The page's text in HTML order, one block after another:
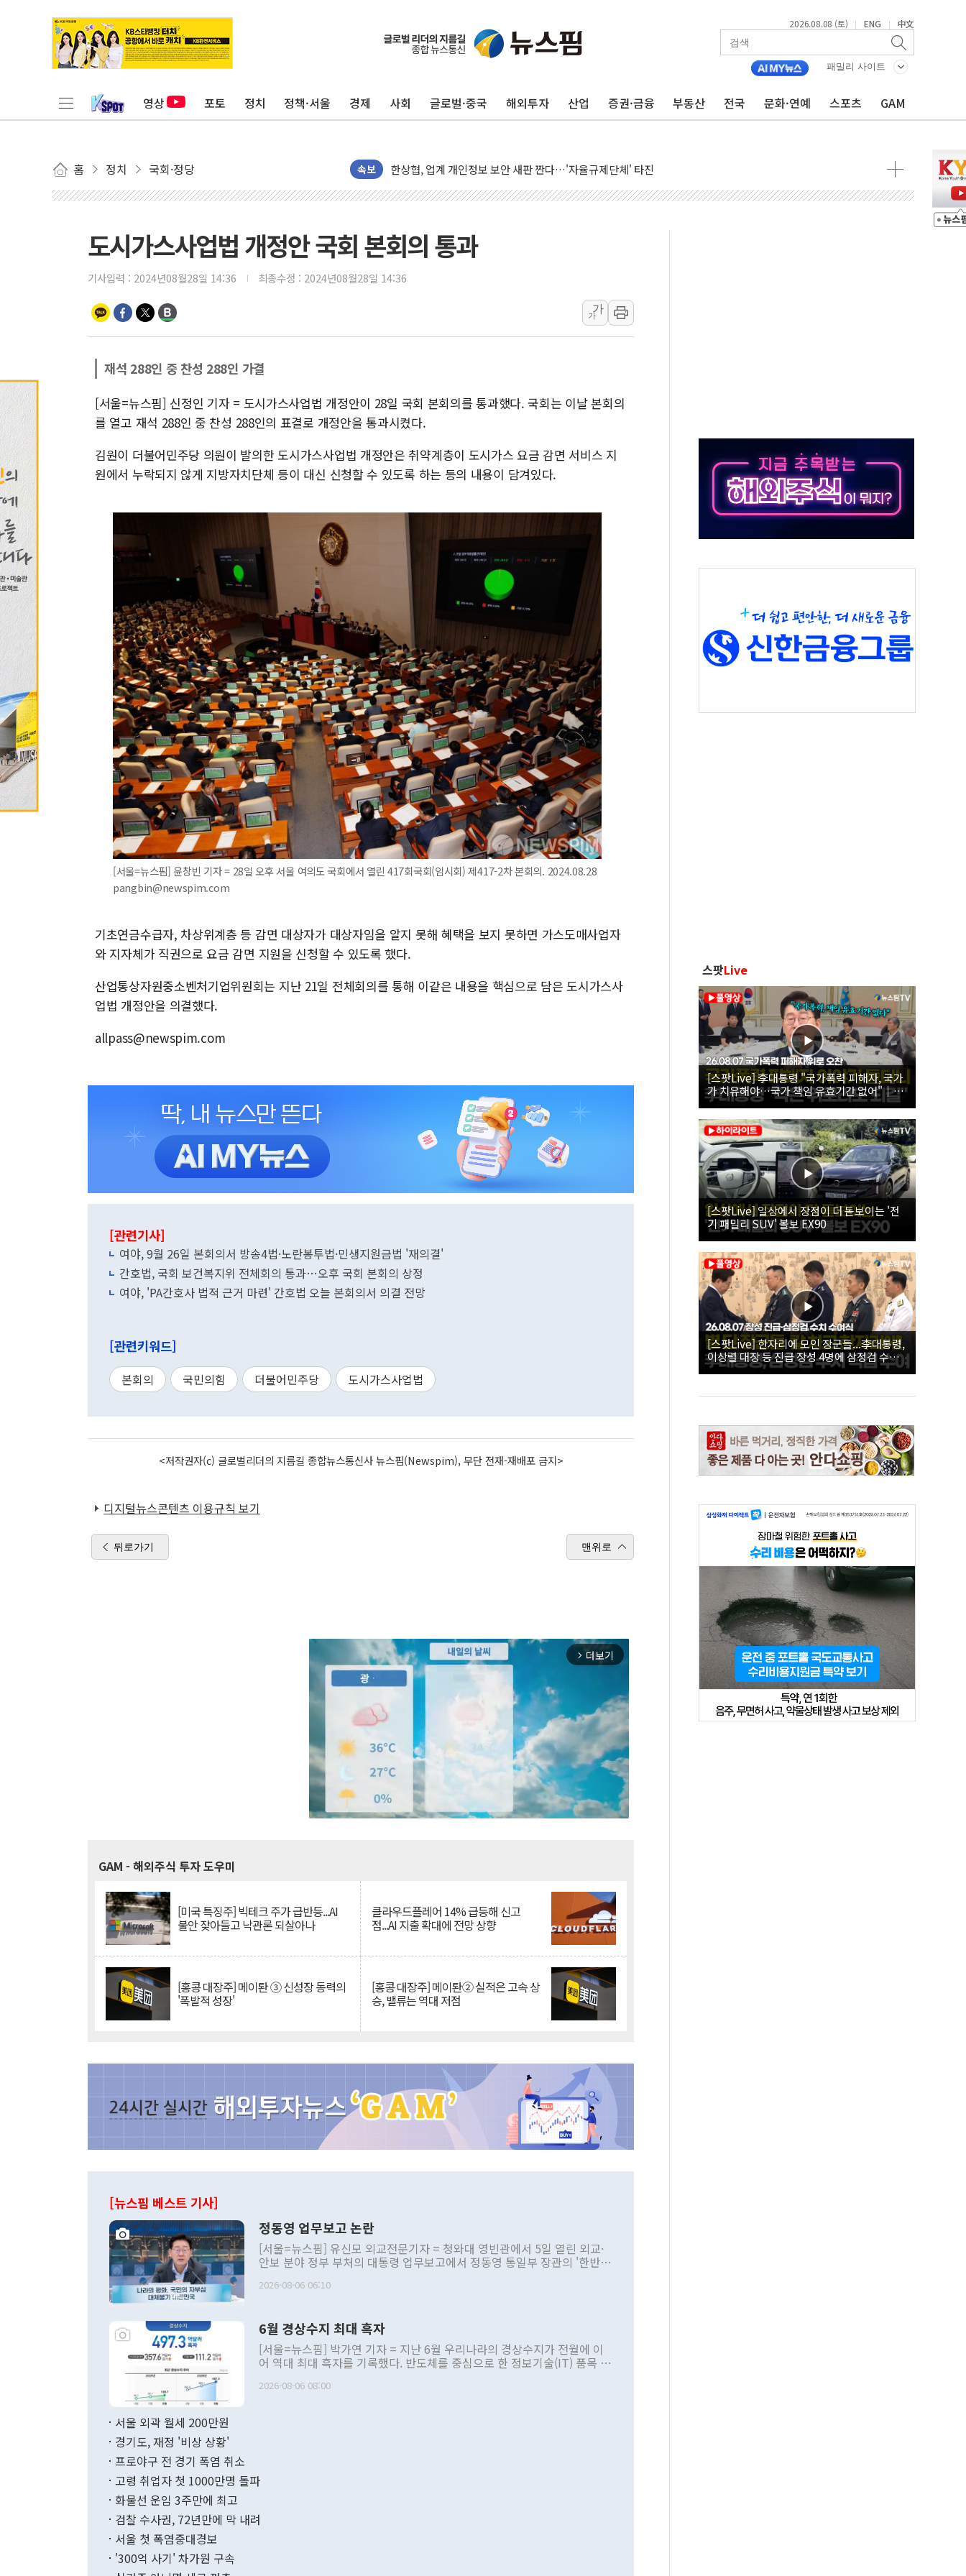
2026.08.08 (토) | ENG | 中文
패밀리 사이트
영상 포토 정치 정책·서울 경제 사회 글로벌·중국 해외투자 산업 증권·금융 부동산 전국 문화·연예 스포츠 GAM
홈 정치 국회·정당 속보
10월 보완수사권 폐지·공소청 출범…피해자들 '범죄 사각지대' 우려
민주, 오늘 제주·인천 경선 결과 발표...'김민석 재역전 vs 정청래 격차 확대'
뉴욕증시, 고용 쇼크에 금리 인상 우려 후퇴…S&P500 최고치
트럼프, 쿡 연준 이사 해임 재추진…"26일까지 의혹 소명" 요구
미 연준 매파 기세 꺾이나…고용 감소에 9월 동결 전망 우세
[종합] 이슬람 수니파 3국, '공동방위협정' 체결… 이스라엘·이란 위협에 맞설 자체 억지력 강화
트럼프, 백신·자폐증 행정명령 검토…"이르면 다음 주"
美 항소법원, 백악관 무도회장 공사 중단 명령…트럼프 제동
이란 핵심 원유 수출항 '하르그섬', 최근 1주일 이상 '올스톱'… 美 해상봉쇄 영향
美 고용 쇼크에 엔화 장중 급등…시장은 "또 개입했나" 촉각
[종합] 美 7월 고용 2만3000명 감소 '쇼크'…9월 금리 인상 기대 후퇴
[사진] 이슬람 수니파 3개국, 공동방위협정 체결
뉴욕증시 개장 전 특징주...아틀라시안·클라우드플레어·태양광주↑ VS 트레이드데스크·웬디스↓
보훈부, 미 DPAA와 MOU… "6·25 미군 실종자 7359명 끝까지 찾겠다"
특정 정치인 측근 포항시 정책특보 내정설...포항시 '시끌'
도시가스사업법 개정안 국회 본회의 통과
기사입력 : 2024년08월28일 14:36 최종수정 : 2024년08월28일 14:36
가
가
재석 288인 중 찬성 288인 가결
[서울=뉴스핌] 신정인 기자 = 도시가스사업법 개정안이 28일 국회 본회의를 통과했다. 국회는 이날 본회의
를 열고 재석 288인 중 찬성 288인의 표결로 개정안을 통과시켰다.
김원이 더불어민주당 의원이 발의한 도시가스사업법 개정안은 취약계층이 도시가스 요금 감면 서비스 지
원에서 누락되지 않게 지방자치단체 등이 대신 신청할 수 있도록 하는 등의 내용이 담겨있다.
[서울=뉴스핌] 윤창빈 기자 = 28일 오후 서울 여의도 국회에서 열린 417회국회(임시회) 제417-2차 본회의. 2024.08.28
pangbin@newspim.com
기초연금수급자, 차상위계층 등 감면 대상자가 대상자임을 알지 못해 혜택을 보지 못하면 가스도매사업자
와 지자체가 직권으로 요금 감면 지원을 신청할 수 있도록 했다.
산업통상자원중소벤처기업위원회는 지난 21일 전체회의를 통해 이같은 내용을 핵심으로 담은 도시가스사
업법 개정안을 의결했다.
allpass@newspim.com
[관련기사]
여야, 9월 26일 본회의서 방송4법·노란봉투법·민생지원금법 '재의결'
간호법, 국회 보건복지위 전체회의 통과…오후 국회 본회의 상정
여야, 'PA간호사 법적 근거 마련' 간호법 오늘 본회의서 의결 전망
[관련키워드]
본회의 국민의힘 더불어민주당 도시가스사업법
<저작권자(c) 글로벌리더의 지름길 종합뉴스통신사 뉴스핌(Newspim), 무단 전재-재배포 금지>
디지털뉴스콘텐츠 이용규칙 보기
뒤로가기 맨위로
arrow_forward_ios 더보기
GAM - 해외주식 투자 도우미
[미국 특징주] 빅테크 주가 급반등...AI
불안 잦아들고 낙관론 되살아나
클라우드플레어 14% 급등해 신고
점...AI 지출 확대에 전망 상향
[홍콩 대장주] 메이퇀 ③ 신성장 동력의
'폭발적 성장'
[홍콩 대장주] 메이퇀② 실적은 고속 상
승, 밸류는 역대 저점
[뉴스핌 베스트 기사]
정동영 업무보고 논란
[서울=뉴스핌] 유신모 외교전문기자 = 청와대 영빈관에서 5일 열린 외교·
안보 분야 정부 부처의 대통령 업무보고에서 정동영 통일부 장관의 '한반도
발언 중에는 정부 내 조율을 거치지 않은 사안을 정책으로 추진하겠다고 공
주의적 희망에 근거한 비현실적 구상'이라는 비판을 내놨다. 그동안 정 장
관의 대북 정책 관련 발언이 물의를 빚은 적은 여러 번 있지만 대통령과 유
관 부처 장관이 공개적으로 부정적 입장을 표명한 것은 이례적이다. 정 장
관의 무리한 대북 접근법과 월권을 제어해야 한다는 목소리도 높아지고 있
다. [정동영 통일부 장관이 지난달 23일 오후 서울 종로구 정부서울청사에
무너졌다고도 했다. 또 "현 시점에서 흘러간 선(先)비핵화만 되뇌는 것은
함께 4자 대화의 동력을 확보하기 위해 최선을 다할 것"이라고 말했다. 하
2026-08-06 06:10
6월 경상수지 최대 흑자
[서울=뉴스핌] 박가연 기자 = 지난 6월 우리나라의 경상수지가 전월에 이
어 역대 최대 흑자를 기록했다. 반도체를 중심으로 한 정보기술(IT) 품목 수
료=한국은행] 한국은행이 6일 발표한 '2026년 6월 국제수지(잠정)'에 따르
며 월간 기준 처음으로 1000억달러를 넘어섰다. 상품수입은 644억8000만
196.9% 급증했고 컴퓨터·주변기기(SSD)는 282.7% 증가했다. IT 품목
수출은 160.4% 늘었으며 비IT 품목도 ▲석유제품(47.5%) ▲화공품
2026-08-06 08:00
서울 외곽 월세 200만원
경기도, 재정 '비상 상황'
프로야구 전 경기 폭염 취소
고령 취업자 첫 1000만명 돌파
화물선 운임 3주만에 최고
검찰 수사권, 72년만에 막 내려
서울 첫 폭염중대경보
'300억 사기' 차가원 구속
스팟Live
[스팟Live] 李대통령 "국가폭력 피해자, 국가
가 치유해야…국가 책임 유효기간 없어"｜
26.08.07 국가폭력 피해자 위로 오찬
[스팟Live] 일상에서 장점이 더 돋보이는 '전
기 패밀리 SUV' 볼보 EX90
[스팟Live] 한자리에 모인 장군들...李대통령,
이상렬 대장 등 진급 장성 4명에 삼정검 수치
직접 수여｜26.08.07 장성 진급·삼정검 수치